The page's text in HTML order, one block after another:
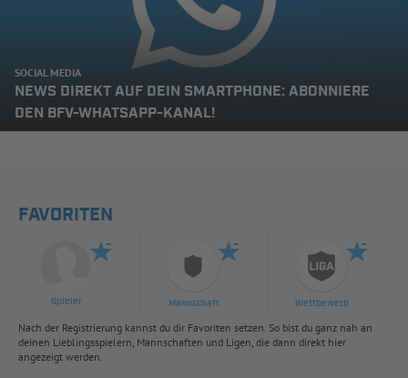
SOCIAL MEDIA
NEWS DIREKT AUF DEIN SMARTPHONE: ABONNIERE
DEN BFV-WHATSAPP-KANAL!
FAVORITEN
Spieler Mannschaft Wettbewerb
Nach der Registrierung kannst du dir Favoriten setzen. So bist du ganz nah an
deinen Lieblingsspielern, Mannschaften und Ligen, die dann direkt hier
angezeigt werden.